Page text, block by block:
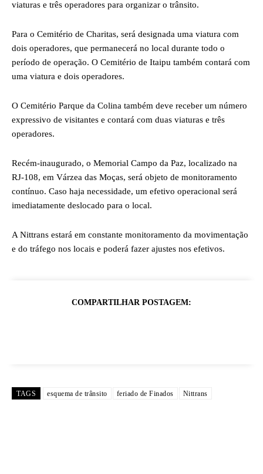
viaturas e três operadores para organizar o trânsito.
Para o Cemitério de Charitas, será designada uma viatura com
dois operadores, que permanecerá no local durante todo o
período de operação. O Cemitério de Itaipu também contará com
uma viatura e dois operadores.
O Cemitério Parque da Colina também deve receber um número
expressivo de visitantes e contará com duas viaturas e três
operadores.
Recém-inaugurado, o Memorial Campo da Paz, localizado na
RJ-108, em Várzea das Moças, será objeto de monitoramento
contínuo. Caso haja necessidade, um efetivo operacional será
imediatamente deslocado para o local.
A Nittrans estará em constante monitoramento da movimentação
e do tráfego nos locais e poderá fazer ajustes nos efetivos.
COMPARTILHAR POSTAGEM:
TAGS esquema de trânsito feriado de Finados Nittrans